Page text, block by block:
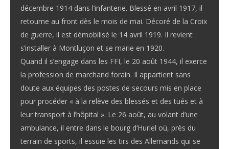
décembre 1914 dans l’infanterie. Blessé en avril 1917, il
retourne au front dès le mois de mai. Décoré de la Croix
de guerre, il est démobilisé le 14 avril 1919. Il revient
s’installer à Montluçon et se marie en 1920.
Quand il s’engage dans les FFI, le 20 août 1944, il exerce
la profession de marchand forain. Il appartient sans
doute aux équipes des postes de secours mis en place
pour procéder « à la relève des blessés et des tués et à
leur transport à l’hôpital ». Le 26 août, au volant d’une
ambulance, il entre dans le bourg d’Huriel où, près du
terrain de sports, il essuie les tirs des Allemands qui se